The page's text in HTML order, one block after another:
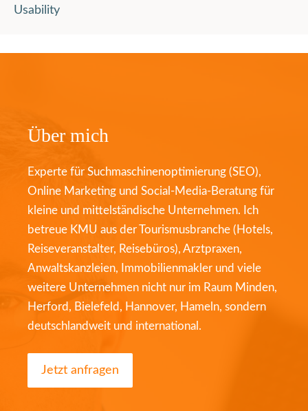
Usability
Über mich
Experte für Suchmaschinenoptimierung (SEO),
Online Marketing und Social-Media-Beratung für
kleine und mittelständische Unternehmen. Ich
betreue KMU aus der Tourismusbranche (Hotels,
Reiseveranstalter, Reisebüros), Arztpraxen,
Anwaltskanzleien, Immobilienmakler und viele
weitere Unternehmen nicht nur im Raum Minden,
Herford, Bielefeld, Hannover, Hameln, sondern
deutschlandweit und international.
Jetzt anfragen